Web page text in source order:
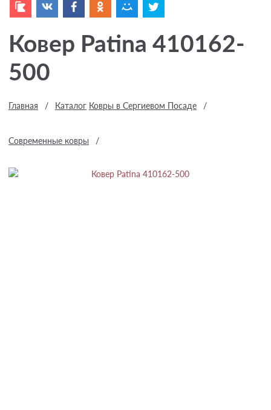
Ковер Patina 410162-
500
Главная / Каталог Ковры в Сергиевом Посаде /
Современные ковры /